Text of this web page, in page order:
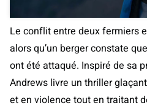
Le conflit entre deux fermiers
alors qu’un berger constate
ont été attaqué. Inspiré de sa
Andrews livre un thriller
et en violence tout en traitant